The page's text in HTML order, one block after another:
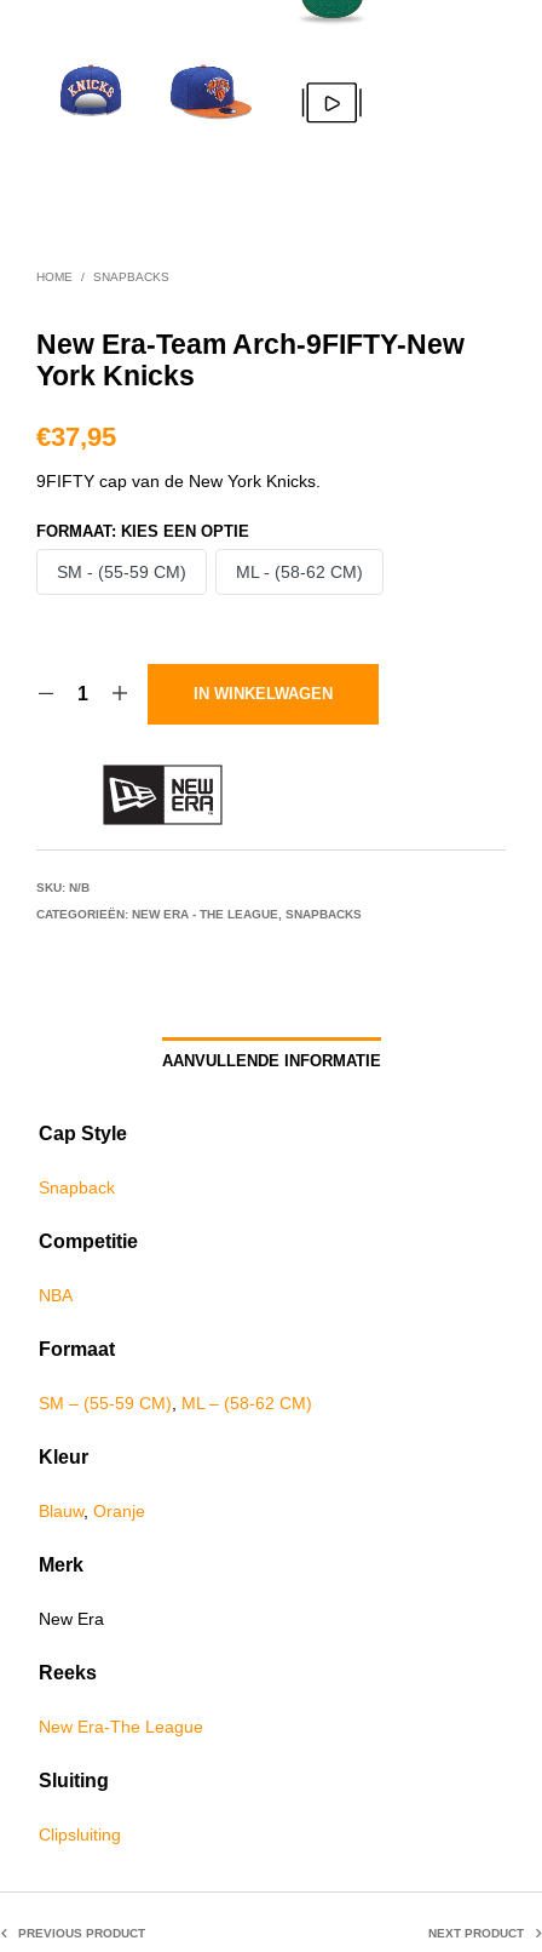
HOME / SNAPBACKS
New Era-Team Arch-9FIFTY-New
York Knicks
€37,95
9FIFTY cap van de New York Knicks.
FORMAAT: KIES EEN OPTIE
SM - (55-59 CM) ML - (58-62 CM)
IN WINKELWAGEN
SKU: N/B
CATEGORIEËN: NEW ERA - THE LEAGUE, SNAPBACKS
AANVULLENDE INFORMATIE
Cap Style
Snapback
Competitie
NBA
Formaat
SM – (55-59 CM), ML – (58-62 CM)
Kleur
Blauw, Oranje
Merk
New Era
Reeks
New Era-The League
Sluiting
Clipsluiting
PREVIOUS PRODUCT NEXT PRODUCT